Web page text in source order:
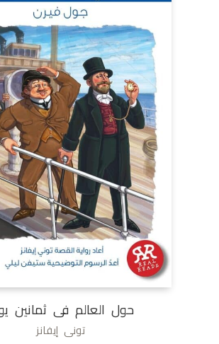
حول العالم فى ثمانين
تونى إيفانز